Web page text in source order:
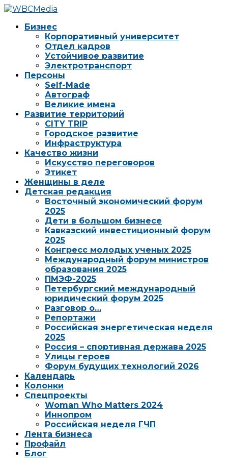
Бизнес
Корпоративный университет
Отдел кадров
Устойчивое развитие
Электротранспорт
Персоны
Self-Made
Автограф
Великие имена
Развитие территорий
CITY TRIP
Городское развитие
Инфраструктура
Качество жизни
Искусство переговоров
Этикет
Женщины в деле
Детская редакция
Восточный экономический форум
2025
Дети в большом бизнесе
Кавказский инвестиционный форум
2025
Конгресс молодых ученых 2025
Международный форум министров
образования 2025
ПМЭФ-2025
Петербургский международный
юридический форум 2025
Разговор о…
Репортажи
Российская энергетическая неделя
2025
Россия – спортивная держава 2025
Улицы героев
Форум будущих технологий 2026
Календарь
Колонки
Спецпроекты
Woman Who Matters 2024
Иннопром
Российская неделя ГЧП
Лента бизнеса
Профайл
Блог